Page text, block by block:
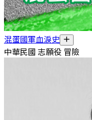
混蛋國軍血淚史
中華民國 志願役 冒險